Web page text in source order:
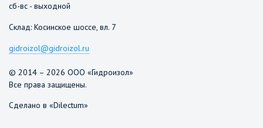
сб-вс - выходной
Склад: Косинское шоссе, вл. 7
gidroizol@gidroizol.ru
© 2014 – 2026 ООО «Гидроизол»
Все права защищены.
Сделано в «Dilectum»